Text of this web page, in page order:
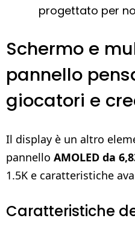
progettato per
Schermo e
pannello
giocatori e
Il display è un altro
pannello AMOLED da
1.5K e caratteristiche
Caratteristiche